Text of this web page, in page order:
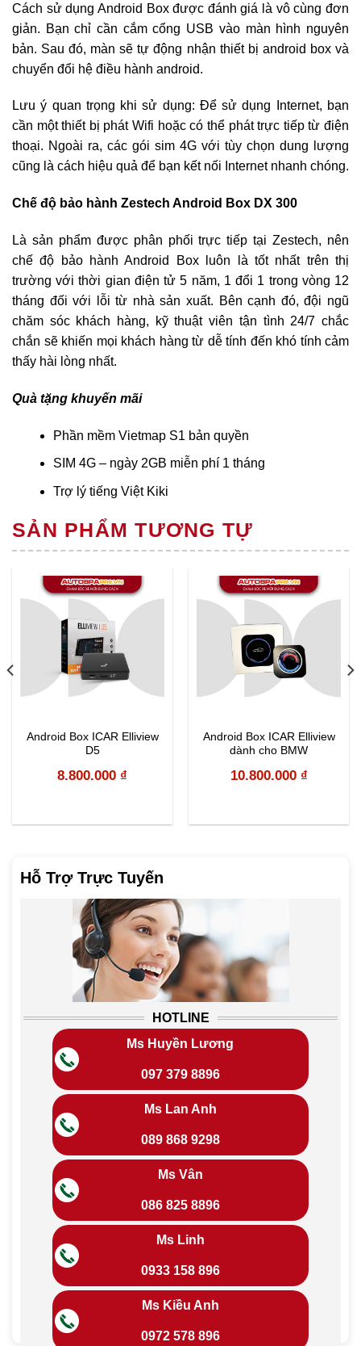
Hỗ Trợ Trực Tuyến
HOTLINE
Ms Huyền Lương
097 379 8896
Ms Lan Anh
089 868 9298
Ms Vân
086 825 8896
Ms Linh
0933 158 896
Ms Kiều Anh
0972 578 896
Cách sử dụng Android Box được đánh giá là vô cùng đơn
giản. Bạn chỉ cần cắm cổng USB vào màn hình nguyên
bản. Sau đó, màn sẽ tự động nhận thiết bị android box và
chuyển đổi hệ điều hành android.
Lưu ý quan trọng khi sử dụng: Để sử dụng Internet, bạn
cần một thiết bị phát Wifi hoặc có thể phát trực tiếp từ điện
thoại. Ngoài ra, các gói sim 4G với tùy chọn dung lượng
cũng là cách hiệu quả để bạn kết nối Internet nhanh chóng.
Chế độ bảo hành Zestech Android Box DX 300
Là sản phẩm được phân phối trực tiếp tại Zestech, nên
chế độ bảo hành Android Box luôn là tốt nhất trên thị
trường với thời gian điện tử 5 năm, 1 đổi 1 trong vòng 12
tháng đối với lỗi từ nhà sản xuất. Bên cạnh đó, đội ngũ
chăm sóc khách hàng, kỹ thuật viên tận tình 24/7 chắc
chắn sẽ khiến mọi khách hàng từ dễ tính đến khó tính cảm
thấy hài lòng nhất.
Quà tặng khuyến mãi
Phần mềm Vietmap S1 bản quyền
SIM 4G – ngày 2GB miễn phí 1 tháng
Trợ lý tiếng Việt Kiki
SẢN PHẨM TƯƠNG TỰ
Android Box ICAR Elliview
D5
8.800.000 ₫
Android Box ICAR Elliview
dành cho BMW
10.800.000 ₫